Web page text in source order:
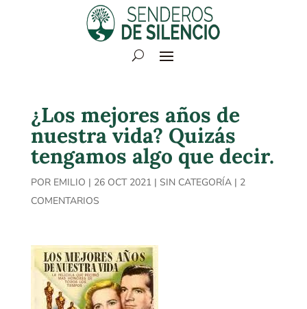
¿Los mejores años de
nuestra vida? Quizás
tengamos algo que decir.
POR EMILIO | 26 OCT 2021| SIN CATEGORÍA| 2
COMENTARIOS